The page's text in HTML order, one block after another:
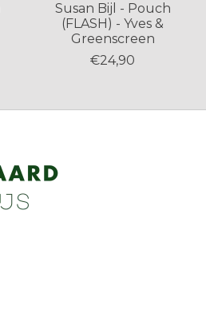
Susan Bijl - Pouch
(FLASH) - Yves &
Greenscreen
€24,90